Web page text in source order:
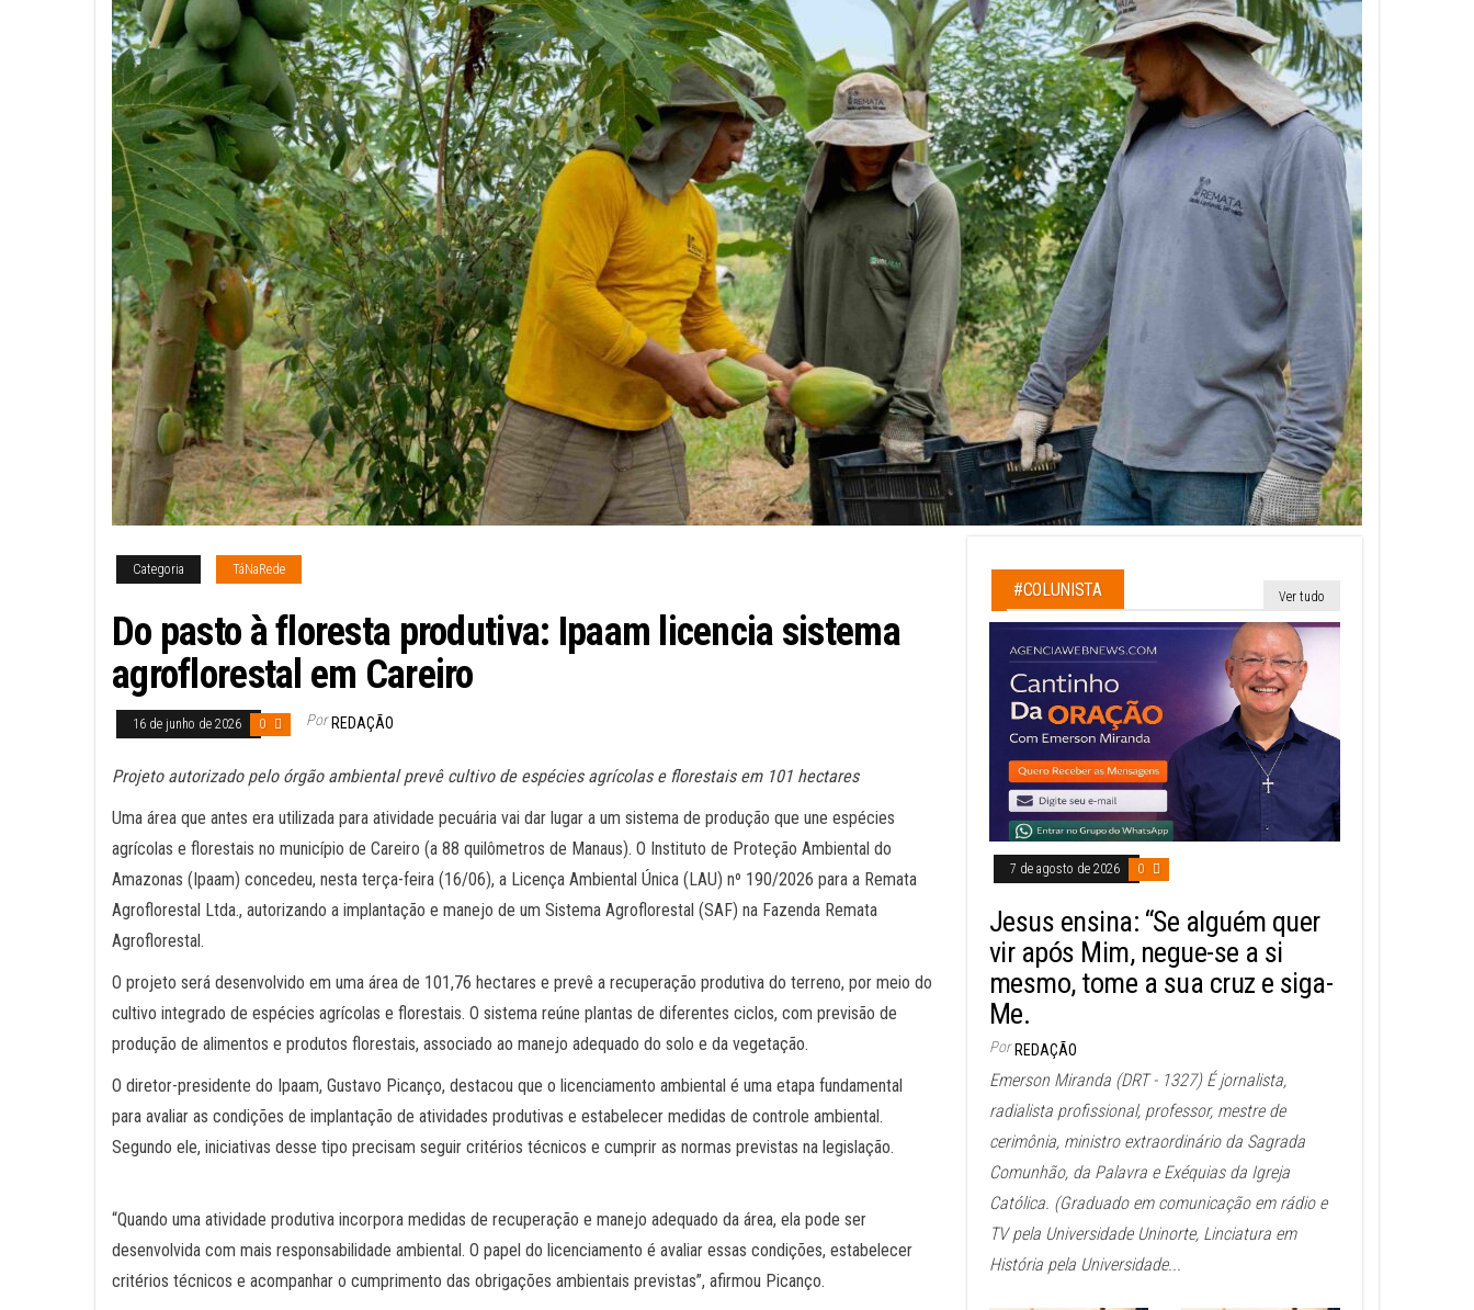
Categoria TáNaRede
Do pasto à floresta produtiva: Ipaam licencia sistema
agroflorestal em Careiro
16 de junho de 2026 0 Por REDAÇÃO
Projeto autorizado pelo órgão ambiental prevê cultivo de espécies agrícolas e florestais em 101 hectares
Uma área que antes era utilizada para atividade pecuária vai dar lugar a um sistema de produção que une espécies
agrícolas e florestais no município de Careiro (a 88 quilômetros de Manaus). O Instituto de Proteção Ambiental do
Amazonas (Ipaam) concedeu, nesta terça-feira (16/06), a Licença Ambiental Única (LAU) nº 190/2026 para a Remata
Agroflorestal Ltda., autorizando a implantação e manejo de um Sistema Agroflorestal (SAF) na Fazenda Remata
Agroflorestal.
O projeto será desenvolvido em uma área de 101,76 hectares e prevê a recuperação produtiva do terreno, por meio do
cultivo integrado de espécies agrícolas e florestais. O sistema reúne plantas de diferentes ciclos, com previsão de
produção de alimentos e produtos florestais, associado ao manejo adequado do solo e da vegetação.
O diretor-presidente do Ipaam, Gustavo Picanço, destacou que o licenciamento ambiental é uma etapa fundamental
para avaliar as condições de implantação de atividades produtivas e estabelecer medidas de controle ambiental.
Segundo ele, iniciativas desse tipo precisam seguir critérios técnicos e cumprir as normas previstas na legislação.
“Quando uma atividade produtiva incorpora medidas de recuperação e manejo adequado da área, ela pode ser
desenvolvida com mais responsabilidade ambiental. O papel do licenciamento é avaliar essas condições, estabelecer
critérios técnicos e acompanhar o cumprimento das obrigações ambientais previstas”, afirmou Picanço.
#COLUNISTA Ver tudo
7 de agosto de 2026 0
Jesus ensina: “Se alguém quer
vir após Mim, negue-se a si
mesmo, tome a sua cruz e siga-
Me.
Por REDAÇÃO
Emerson Miranda (DRT - 1327) É jornalista,
radialista profissional, professor, mestre de
cerimônia, ministro extraordinário da Sagrada
Comunhão, da Palavra e Exéquias da Igreja
Católica. (Graduado em comunicação em rádio e
TV pela Universidade Uninorte, Linciatura em
História pela Universidade...